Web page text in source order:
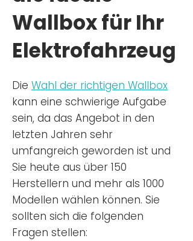
Wallbox für Ihr
Elektrofahrzeug
Die Wahl der richtigen Wallbox
kann eine schwierige Aufgabe
sein, da das Angebot in den
letzten Jahren sehr
umfangreich geworden ist und
Sie heute aus über 150
Herstellern und mehr als 1000
Modellen wählen können. Sie
sollten sich die folgenden
Fragen stellen: